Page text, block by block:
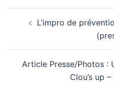
d’articleL’impro de
Article Presse/Photos :
Clou’s up